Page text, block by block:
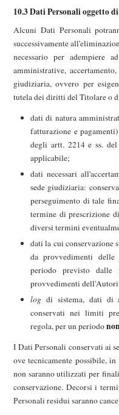
10.3 Dati Personali oggetto
Alcuni Dati Personali
successivamente
necessario per adempiere
amministrative,
giudiziaria, ovvero per
tutela dei diritti del Titolare o
dati di natura
fatturazione e
degli artt. 2214 e ss.
applicabile;
dati necessari
sede giudiziaria:
perseguimento di tale
termine di prescrizione di
diversi termini
dati la cui conservazione
da provvedimenti
periodo previsto dalle
provvedimenti
log di sistema, dati di
conservati nei limiti
regola, per un periodo
I Dati Personali conservati ai
ove tecnicamente possibile,
non saranno utilizzati per
conservazione. Decorsi i
Personali residui saranno